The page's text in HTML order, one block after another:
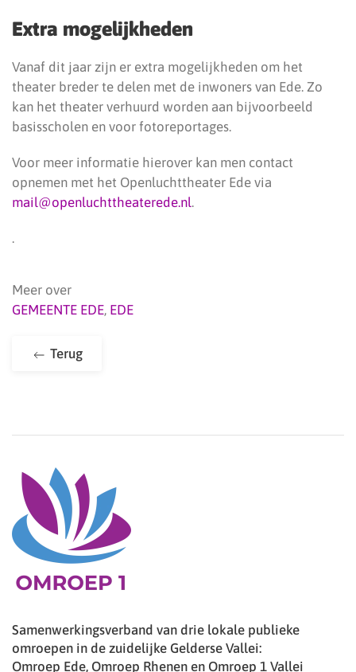
Extra mogelijkheden
Vanaf dit jaar zijn er extra mogelijkheden om het
theater breder te delen met de inwoners van Ede. Zo
kan het theater verhuurd worden aan bijvoorbeeld
basisscholen en voor fotoreportages.
Voor meer informatie hierover kan men contact
opnemen met het Openluchttheater Ede via
mail@openluchttheaterede.nl.
.
Meer over
GEMEENTE EDE, EDE
Terug
Samenwerkingsverband van drie lokale publieke
omroepen in de zuidelijke Gelderse Vallei:
Omroep Ede, Omroep Rhenen en Omroep 1 Vallei